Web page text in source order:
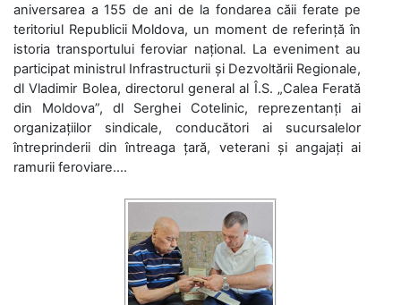
aniversarea a 155 de ani de la fondarea căii ferate pe
teritoriul Republicii Moldova, un moment de referință în
istoria transportului feroviar național. La eveniment au
participat ministrul Infrastructurii și Dezvoltării Regionale,
dl Vladimir Bolea, directorul general al Î.S. „Calea Ferată
din Moldova”, dl Serghei Cotelinic, reprezentanți ai
organizațiilor sindicale, conducători ai sucursalelor
întreprinderii din întreaga țară, veterani și angajați ai
ramurii feroviare....